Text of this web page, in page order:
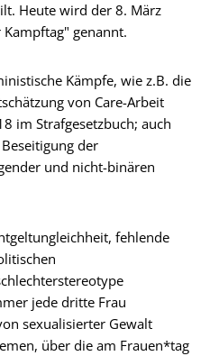
Heute wird der 8. März
genannt.
Kämpfe, wie z.B. die
von Care-Arbeit
im Strafgesetzbuch; auch
der
und nicht-binären
fehlende
jede dritte Frau
sexualisierter Gewalt
über die am Frauen*tag